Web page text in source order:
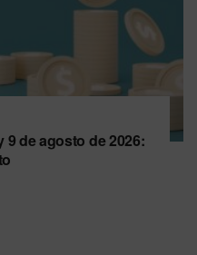
de agosto de 2026: